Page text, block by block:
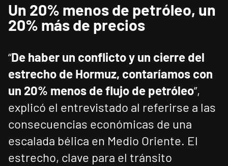
Un 20% menos de petróleo, un
20% más de precios
“De haber un conflicto y un cierre del
estrecho de Hormuz, contaríamos con
un 20% menos de flujo de petróleo”,
explicó el entrevistado al referirse a las
consecuencias económicas de una
escalada bélica en Medio Oriente. El
estrecho, clave para el tránsito